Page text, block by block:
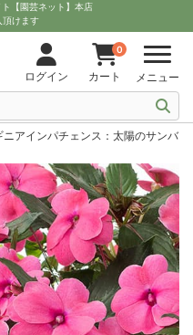
ト【園芸ネット】本店
頂けます
ログイン
0
カート メニュー
ニアインパチェンス：太陽のサンバ